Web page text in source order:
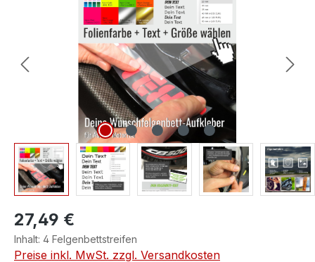
27,49 €
Inhalt: 4 Felgenbettstreifen
Preise inkl. MwSt. zzgl. Versandkosten